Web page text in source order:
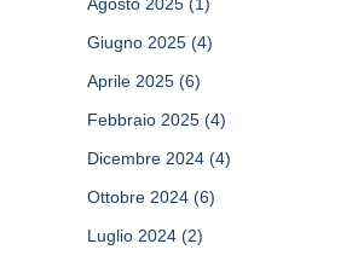
Agosto 2025 (1)
Giugno 2025 (4)
Aprile 2025 (6)
Febbraio 2025 (4)
Dicembre 2024 (4)
Ottobre 2024 (6)
Luglio 2024 (2)